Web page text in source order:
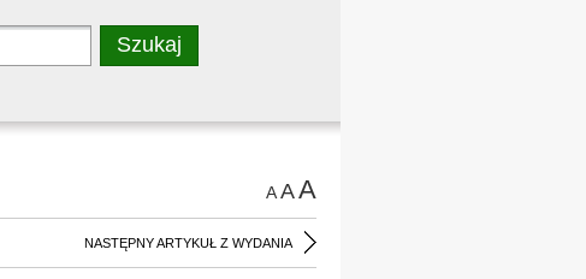
AAA
NASTĘPNY ARTYKUŁ Z WYDANIA